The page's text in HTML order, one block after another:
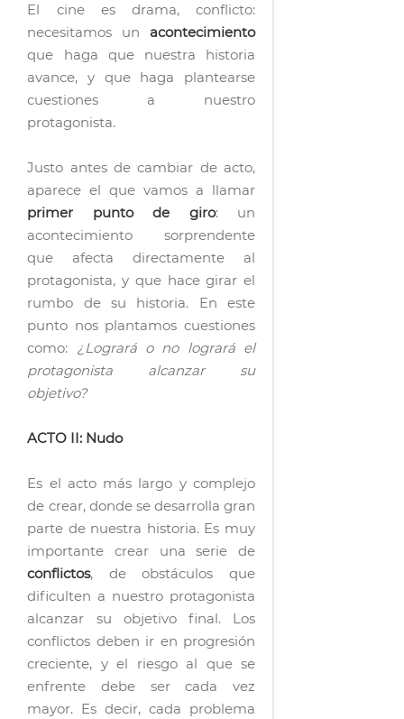
El cine es drama, conflicto:
necesitamos un acontecimiento
que haga que nuestra historia
avance, y que haga plantearse
cuestiones a nuestro
protagonista.
Justo antes de cambiar de acto,
aparece el que vamos a llamar
primer punto de giro: un
acontecimiento sorprendente
que afecta directamente al
protagonista, y que hace girar el
rumbo de su historia. En este
punto nos plantamos cuestiones
como: ¿Logrará o no logrará el
protagonista alcanzar su
objetivo?
ACTO II: Nudo
Es el acto más largo y complejo
de crear, donde se desarrolla gran
parte de nuestra historia. Es muy
importante crear una serie de
conflictos, de obstáculos que
dificulten a nuestro protagonista
alcanzar su objetivo final. Los
conflictos deben ir en progresión
creciente, y el riesgo al que se
enfrente debe ser cada vez
mayor. Es decir, cada problema